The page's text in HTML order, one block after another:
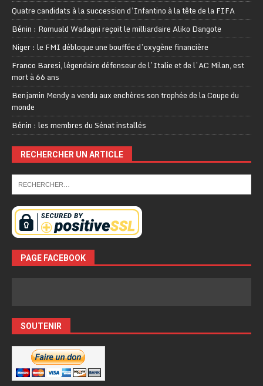
Quatre candidats à la succession d’Infantino à la tête de la FIFA
Bénin : Romuald Wadagni reçoit le milliardaire Aliko Dangote
Niger : le FMI débloque une bouffée d’oxygène financière
Franco Baresi, légendaire défenseur de l’Italie et de l’AC Milan, est
mort à 66 ans
Benjamin Mendy a vendu aux enchères son trophée de la Coupe du
monde
Bénin : les membres du Sénat installés
RECHERCHER UN ARTICLE
PAGE FACEBOOK
SOUTENIR